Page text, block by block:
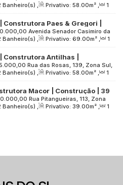
04047-000, Mirandópolis, São Paulo,
Banheiro(s) , Privativo: 58.00m² ,
1
1 Vaga(s) , Útil: 58.00m² ,
Terreno:
Paes & Gregori |
| 03 dormitórios | suíte |
Avenida Senador Casimiro da
04047-000, Mirandópolis, São Paulo,
Banheiro(s) , Privativo: 69.00m² ,
1
1 Vaga(s) , Útil: 69.00m² ,
Terreno:
Construtora Antilhas |
| 02 dormitórios | suíte |
Rua das Rosas, 139, Zona Sul,
São Paulo, São Paulo, Brasil
Banheiro(s) , Privativo: 58.00m² ,
1
1 Vaga(s) , Útil: 58.00m² ,
Terreno:
Macor | Construção | 39
| Suíte | com Varanda | sem
Rua Pitangueiras, 113, Zona
São Paulo, São Paulo, Brasil
Banheiro(s) , Privativo: 39.00m² ,
1